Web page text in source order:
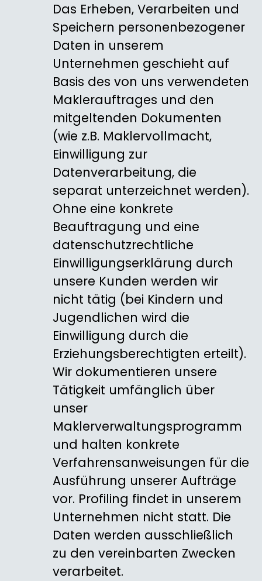
Das Erheben, Verarbeiten und
Speichern personenbezogener
Daten in unserem
Unternehmen geschieht auf
Basis des von uns verwendeten
Maklerauftrages und den
mitgeltenden Dokumenten
(wie z.B. Maklervollmacht,
Einwilligung zur
Datenverarbeitung, die
separat unterzeichnet werden).
Ohne eine konkrete
Beauftragung und eine
datenschutzrechtliche
Einwilligungserklärung durch
unsere Kunden werden wir
nicht tätig (bei Kindern und
Jugendlichen wird die
Einwilligung durch die
Erziehungsberechtigten erteilt).
Wir dokumentieren unsere
Tätigkeit umfänglich über
unser
Maklerverwaltungsprogramm
und halten konkrete
Verfahrensanweisungen für die
Ausführung unserer Aufträge
vor. Profiling findet in unserem
Unternehmen nicht statt. Die
Daten werden ausschließlich
zu den vereinbarten Zwecken
verarbeitet.